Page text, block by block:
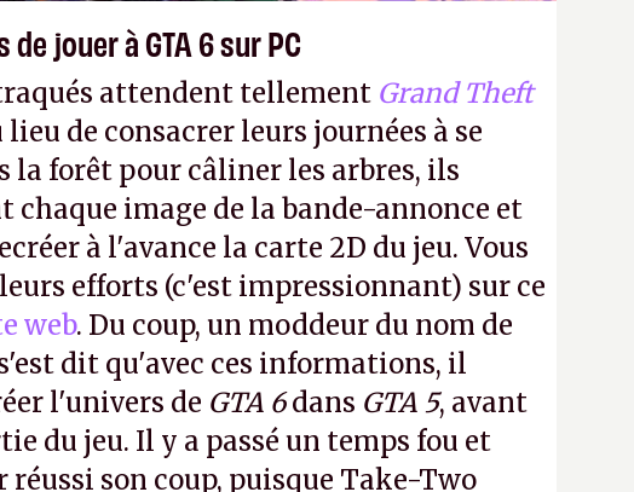
jouer à GTA 6 sur PC
attendent tellement Grand Theft
de consacrer leurs journées à se
la forêt pour câliner les arbres, ils
chaque image de la bande-annonce et
à l'avance la carte 2D du jeu. Vous
efforts (c'est impressionnant) sur ce
web. Du coup, un moddeur du nom de
dit qu'avec ces informations, il
l'univers de GTA 6dans GTA 5, avant
du jeu. Il y a passé un temps fou et
réussi son coup, puisque Take-Two